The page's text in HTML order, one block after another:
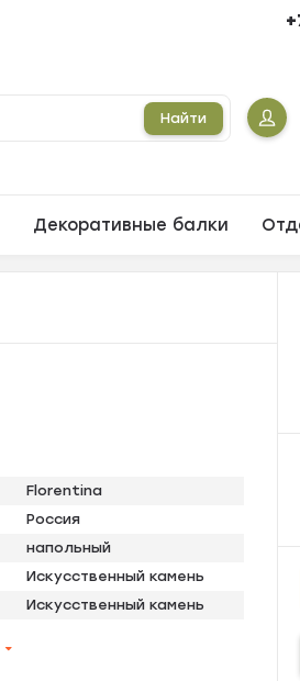
Найти
Декоративные балки
Florentina
Россия
напольный
Искусственный камень
Искусственный камень